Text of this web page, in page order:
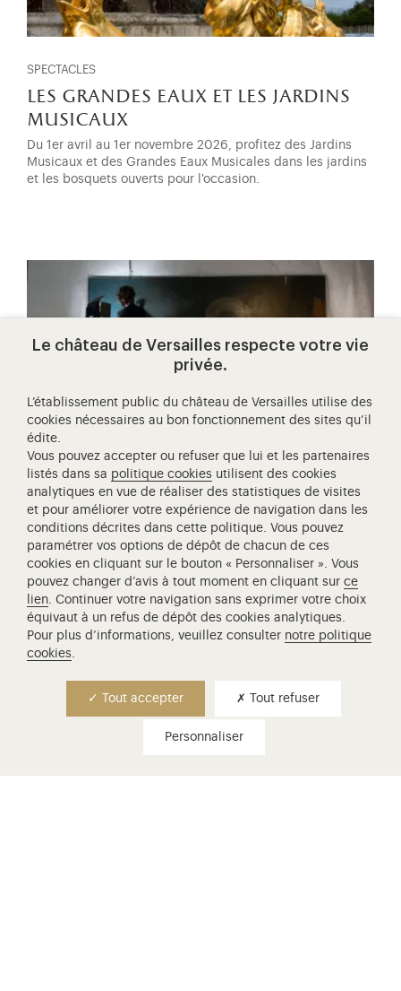
SPECTACLES
les grandes eaux et les jardins
musicaux
Du 1er avril au 1er novembre 2026, profitez des Jardins
Musicaux et des Grandes Eaux Musicales dans les jardins
et les bosquets ouverts pour l'occasion.
MÉCÉNAT
adoptez une œuvre de la galerie
des lumières et de la révolution
Devenez mécène de la galerie des Lumières et de la
Révolution et prenez part à la création d’un nouveau
parcours de visite au cœur du château de Versailles.
choisir son billet
Le château de Versailles respecte votre vie
privée.
L’établissement public du château de Versailles utilise des
cookies nécessaires au bon fonctionnement des sites qu’il
édite.
Vous pouvez accepter ou refuser que lui et les partenaires
listés dans sa politique cookies utilisent des cookies
analytiques en vue de réaliser des statistiques de visites
et pour améliorer votre expérience de navigation dans les
conditions décrites dans cette politique. Vous pouvez
paramétrer vos options de dépôt de chacun de ces
cookies en cliquant sur le bouton « Personnaliser ». Vous
pouvez changer d’avis à tout moment en cliquant surce
lien. Continuer votre navigation sans exprimer votre choix
équivaut à un refus de dépôt des cookies analytiques.
Pour plus d’informations, veuillez consulter notre politique
cookies.
Tout accepter Tout refuser
Personnaliser